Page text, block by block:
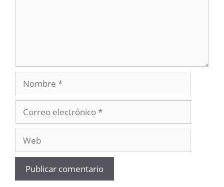
Nombre
electrónico